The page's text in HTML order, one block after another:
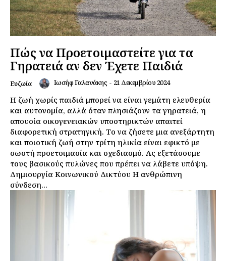
Πώς να Προετοιμαστείτε για τα
Γηρατειά αν δεν Έχετε Παιδιά
Ευζωία Ιωσήφ Γαλανάκης - 21 Δεκεμβρίου 2024
Η ζωή χωρίς παιδιά μπορεί να είναι γεμάτη ελευθερία
και αυτονομία, αλλά όταν πλησιάζουν τα γηρατειά, η
απουσία οικογενειακών υποστηρικτών απαιτεί
διαφορετική στρατηγική. Το να ζήσετε μια ανεξάρτητη
και ποιοτική ζωή στην τρίτη ηλικία είναι εφικτό με
σωστή προετοιμασία και σχεδιασμό. Ας εξετάσουμε
τους βασικούς πυλώνες που πρέπει να λάβετε υπόψη.
Δημιουργία Κοινωνικού Δικτύου Η ανθρώπινη
σύνδεση...